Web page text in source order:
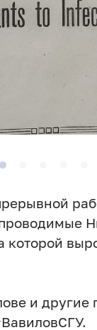
которой
и другие